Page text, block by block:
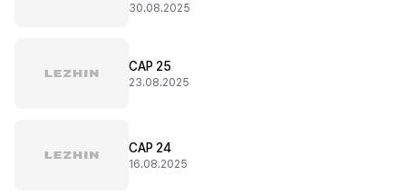
30.08.2025
CAP 25
23.08.2025
CAP 24
16.08.2025